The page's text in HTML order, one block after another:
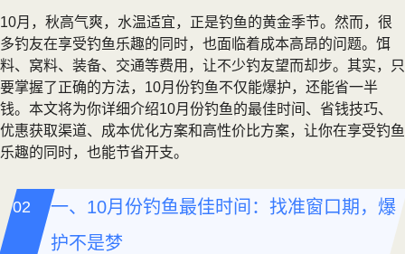
10月，秋高气爽，水温适宜，正是钓鱼的黄金季节。然而，很
多钓友在享受钓鱼乐趣的同时，也面临着成本高昂的问题。饵
料、窝料、装备、交通等费用，让不少钓友望而却步。其实，只
要掌握了正确的方法，10月份钓鱼不仅能爆护，还能省一半
钱。本文将为你详细介绍10月份钓鱼的最佳时间、省钱技巧、
优惠获取渠道、成本优化方案和高性价比方案，让你在享受钓鱼
乐趣的同时，也能节省开支。
一、10月份钓鱼最佳时间：找准窗口期，爆
护不是梦